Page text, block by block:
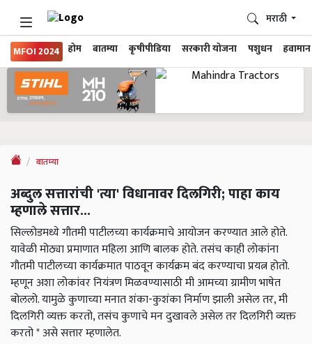
MFOI 2024 होम बातम्या कृषीपीडिया सरकारी योजना पशुधन हवामान
मराठी
बातम्या
अब्दुल सत्तारांची 'त्या' विधानावर दिलगिरी; पाहा काय
म्हणाले सत्तार...
सिल्लोडमध्ये गौतमी पाटीलच्या कार्यक्रमाचे आयोजन करण्यात आले होते.
यावेळी मोठ्या प्रमाणात महिला आणि बालक होते. तसंच काही लोकांना
गौतमी पाटीलच्या कार्यक्रमात पाठवून कार्यक्रम बंद करण्याचा प्रयत्न होतो.
म्हणून अशा लोकांवर नियंत्रण मिळवण्यासाठी मी आमच्या ग्रामीण भाषेत
बोललो. यामुळे कुणाच्या मनात शंका-कुशंका निर्माण झाली असेल तर, मी
दिलगिरी व्यक्त करतो, तसंच कुणाचे मन दुखावले असेल तर दिलगिरी व्यक्त
करतो " असे सत्तार म्हणालेत.